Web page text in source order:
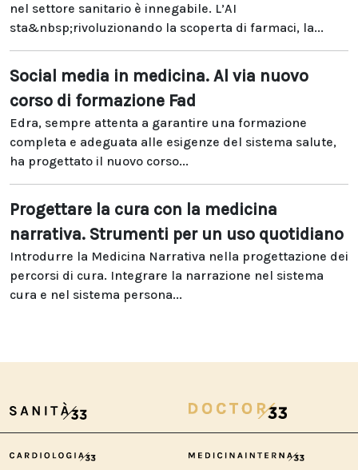
nel settore sanitario è innegabile. L’AI
sta&nbsp;rivoluzionando la scoperta di farmaci, la...
Social media in medicina. Al via nuovo
corso di formazione Fad
Edra, sempre attenta a garantire una formazione
completa e adeguata alle esigenze del sistema salute,
ha progettato il nuovo corso...
Progettare la cura con la medicina
narrativa. Strumenti per un uso quotidiano
Introdurre la Medicina Narrativa nella progettazione dei
percorsi di cura. Integrare la narrazione nel sistema
cura e nel sistema persona...